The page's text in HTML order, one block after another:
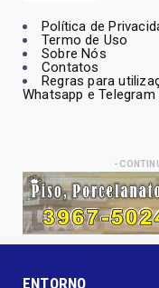
Política de
Termo de Uso
Sobre Nós
Contatos
Regras para
Whatsapp e Telegram
-
ENTORNO